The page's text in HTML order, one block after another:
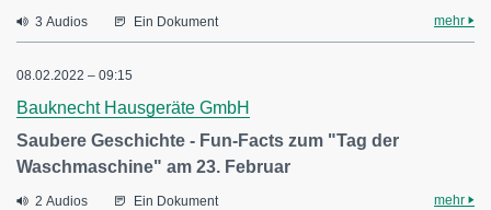
3 Audios Ein Dokument mehr
08.02.2022 – 09:15
Bauknecht Hausgeräte GmbH
Saubere Geschichte - Fun-Facts zum "Tag der
Waschmaschine" am 23. Februar
2 Audios Ein Dokument mehr